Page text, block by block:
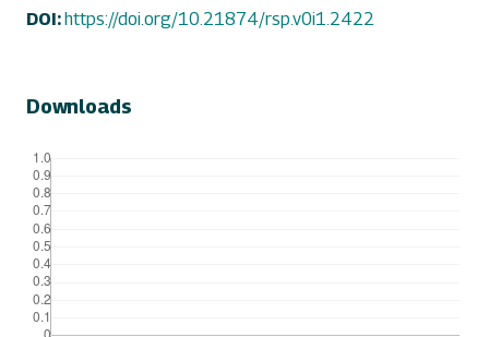
DOI:https://doi.org/10.21874/rsp.v0i1.2422
Downloads